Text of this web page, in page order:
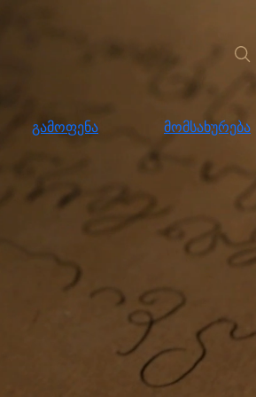
გამოფენა მომსახურება
მომსახურება